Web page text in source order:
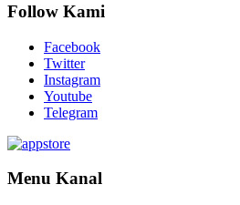
Follow Kami
Facebook
Twitter
Instagram
Youtube
Telegram
Menu Kanal